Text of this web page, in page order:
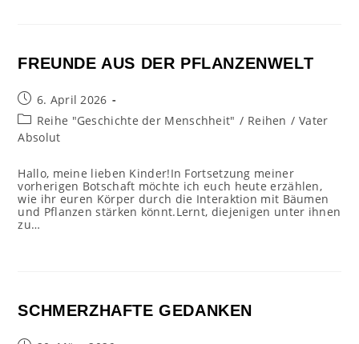
FREUNDE AUS DER PFLANZENWELT
Beitrag
veröffentlicht:
6. April 2026
Beitrags-
Kategorie:
Reihe "Geschichte der Menschheit" / Reihen / Vater
Absolut
Hallo, meine lieben Kinder!In Fortsetzung meiner
vorherigen Botschaft möchte ich euch heute erzählen,
wie ihr euren Körper durch die Interaktion mit Bäumen
und Pflanzen stärken könnt.Lernt, diejenigen unter ihnen
zu…
SCHMERZHAFTE GEDANKEN